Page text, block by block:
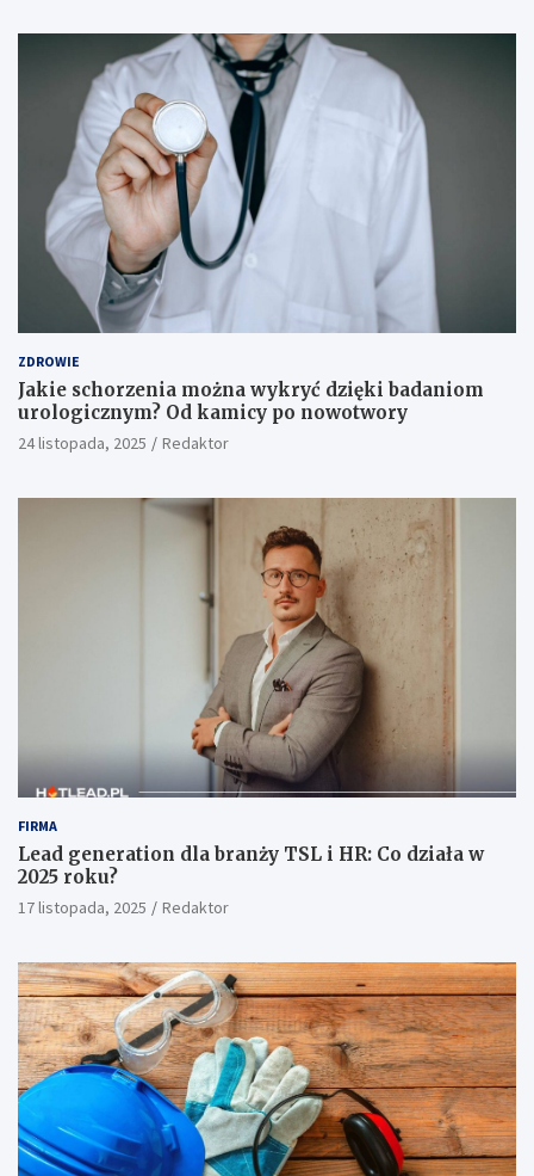
ZDROWIE
Jakie schorzenia można wykryć dzięki badaniom
urologicznym? Od kamicy po nowotwory
24 listopada, 2025 Redaktor
FIRMA
Lead generation dla branży TSL i HR: Co działa w
2025 roku?
17 listopada, 2025 Redaktor